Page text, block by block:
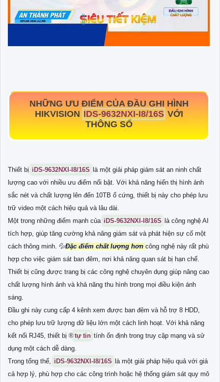
NHỮNG ƯU ĐIỂM CỦA ĐẦU GHI HÌNH
HIKVISION IDS-9632NXI-I8/16S VỚI
THÔNG SỐ
Thiết bị iDS-9632NXI-I8/16S
là một giải pháp giám sát an ninh chất
lượng cao với nhiều ưu điểm nổi bật. Với khả năng hiển thị hình ảnh
sắc nét và chất lượng lên đến 10TB ổ cứng, thiết bị này cho phép lưu
trữ video một cách hiệu quả và lâu dài.
Một trong những điểm mạnh của iDS-9632NXI-I8/16S
là công nghệ AI
tích hợp, giúp tăng cường khả năng giám sát và phát hiện sự cố một
cách thông minh. 💦Đặc điểm chất lượng hơn công nghệ này rất phù
hợp cho việc giám sát ban đêm, nơi khả năng quan sát bị hạn chế.
Thiết bị cũng được trang bị các công nghệ chuyên dụng giúp nâng cao
chất lượng hình ảnh và khả năng thu hình trong mọi điều kiện ánh
sáng.
Đầu ghi này cung cấp 4 kênh xem được ban đêm và hỗ trợ 8 HDD,
cho phép lưu trữ lượng dữ liệu lớn một cách linh hoạt. Với khả năng
kết nối RJ45, thiết bị ®️tự tin tính ổn định trong truy cập mạng và sử
dụng một cách dễ dàng.
Trong tổng thể, iDS-9632NXI-I8/16S
là một giải pháp hiệu quả với giá
cả hợp lý, phù hợp cho các công trình hoặc hệ thống giám sát quy mô